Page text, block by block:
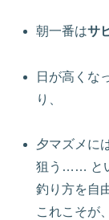
朝一番はサ
日が高くな
り、
夕マズメに
狙う…… と
釣り方を自
これこそが